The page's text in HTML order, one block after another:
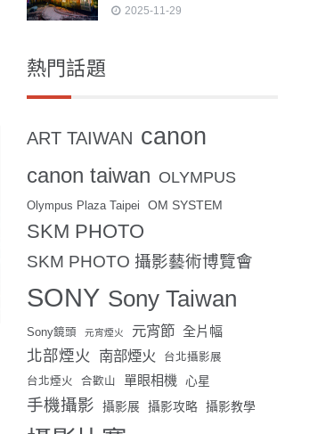
2025-11-29
熱門話題
ART TAIWAN canon
canon taiwan OLYMPUS
Olympus Plaza Taipei OM SYSTEM
SKM PHOTO
SKM PHOTO 攝影藝術博覽會
SONY Sony Taiwan
Sony鏡頭 元宵煙火 元宵節 全片幅
北部煙火 南部煙火
台北攝影展
台北煙火
合歡山 單眼相機 心星
手機攝影 攝影展 攝影攻略 攝影教學